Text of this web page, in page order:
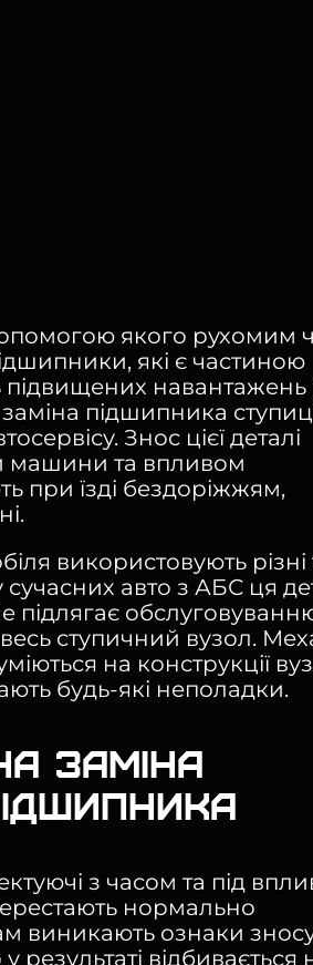
якого рухомим
які є частиною
підвищених навантажень
підшипника
Знос цієї деталі
машини та впливом
при їзді бездоріжжям,
використовують різні
авто з АБС ця
підлягає
ступичний вузол.
на конструкції
будь-які неполадки.
заміна
з часом та під
нормально
виникають ознаки
відбивається